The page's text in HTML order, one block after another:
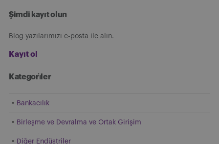
Şimdi kayıt olun
Blog yazılarımızı e-posta ile alın.
Kayıt ol
Kategori̇ler
Bankacılık
Birleşme ve Devralma ve Ortak Girişim
Diğer Endüstriler